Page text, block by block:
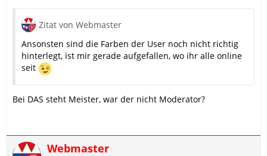
Zitat von Webmaster
Ansonsten sind die Farben der User noch nicht richtig
hinterlegt, ist mir gerade aufgefallen, wo ihr alle online
seit
Bei DAS steht Meister, war der nicht Moderator?
Webmaster